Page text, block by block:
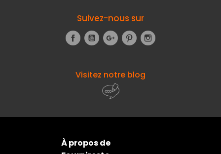
Suivez-nous sur
FacebookYouTubeGoogle+Pinterest
Visitez notre blog
À propos de